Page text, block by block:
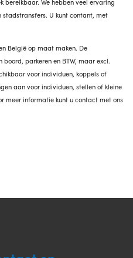
bereikbaar. We hebben veel ervaring
U kunt contant, met
België op maat maken. De
parkeren en BTW, maar excl.
voor individuen, koppels of
aan voor individuen, stellen of kleine
meer informatie kunt u contact met ons